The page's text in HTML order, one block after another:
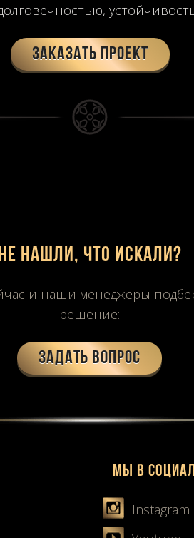
Заказать проект
нашли, что искали?
и наши менеджеры
решение:
Задать вопрос
Мы в
Instagram